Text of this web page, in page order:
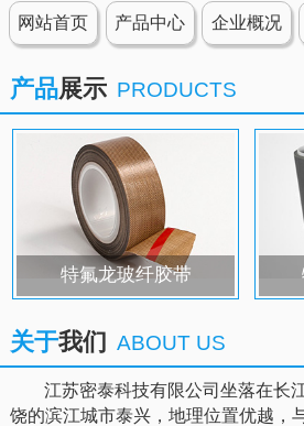
产品
联
网站首页 产品中心 企业概况
产品展示 PRODUCTS
特氟龙玻纤胶带
关于我们 ABOUT US
江苏密泰科技有限公司坐落在长
饶的滨江城市泰兴，地理位置优越，